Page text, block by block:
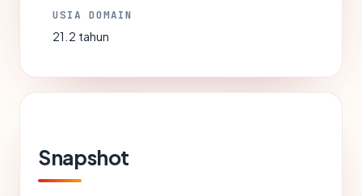
USIA DOMAIN
21.2 tahun
Snapshot